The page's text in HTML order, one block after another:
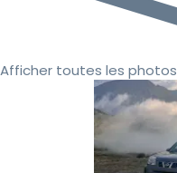
Afficher toutes les photos